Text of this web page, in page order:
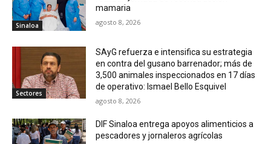
Sinaloa
mamaria
agosto 8, 2026
Sectores
SAyG refuerza e intensifica su estrategia
en contra del gusano barrenador; más de
3,500 animales inspeccionados en 17 días
de operativo: Ismael Bello Esquivel
agosto 8, 2026
DIF Sinaloa entrega apoyos alimenticios a
pescadores y jornaleros agrícolas